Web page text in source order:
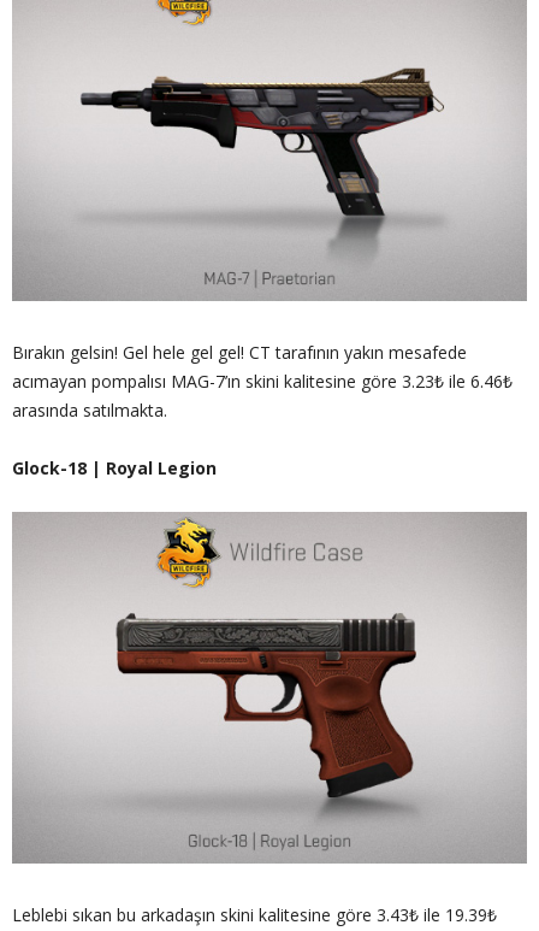
Bırakın gelsin! Gel hele gel gel! CT tarafının yakın mesafede
acımayan pompalısı MAG-7’ın skini kalitesine göre 3.23₺ ile 6.46₺
arasında satılmakta.
Glock-18 | Royal Legion
Leblebi sıkan bu arkadaşın skini kalitesine göre 3.43₺ ile 19.39₺